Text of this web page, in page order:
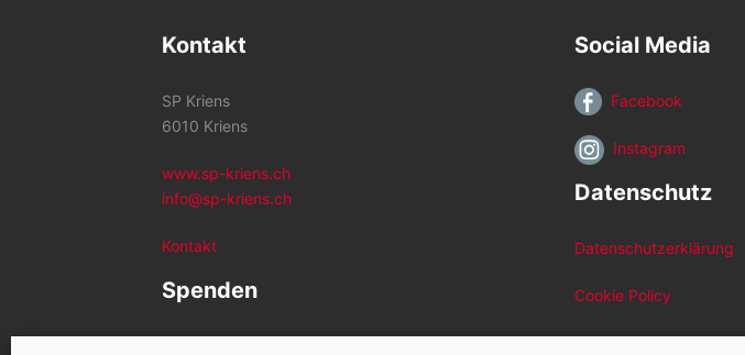
Kontakt
SP Kriens
6010 Kriens
www.sp-kriens.ch
info@sp-kriens.ch
Kontakt
Spenden
Social Media
Facebook
Instagram
Datenschutz
Datenschutzerklärung
Cookie Policy